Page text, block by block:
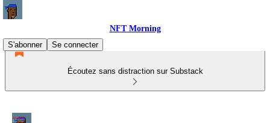
NFT Morning
S'abonner
Se connecter
Écoutez sans distraction sur Substack